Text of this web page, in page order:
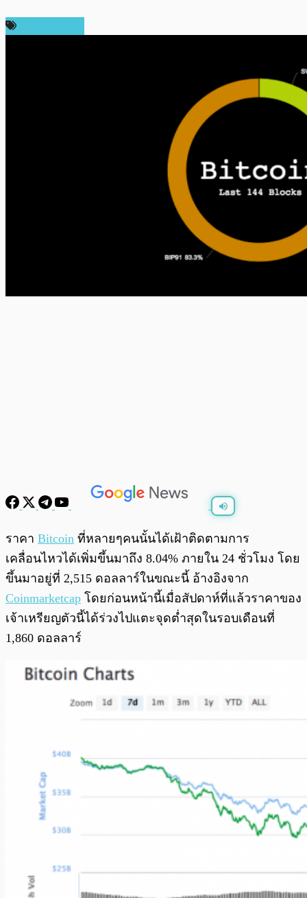
ราคา Bitcoin ที่หลายๆคนนั้นได้เฝ้าติดตามการ
เคลื่อนไหวได้เพิ่มขึ้นมาถึง 8.04% ภายใน 24 ชั่วโมง โดย
ขึ้นมาอยู่ที่ 2,515 ดอลลาร์ในขณะนี้ อ้างอิงจาก
Coinmarketcap โดยก่อนหน้านี้เมื่อสัปดาห์ที่แล้วราคาของ
เจ้าเหรียญตัวนี้ได้ร่วงไปแตะจุดต่ำสุดในรอบเดือนที่
1,860 ดอลลาร์